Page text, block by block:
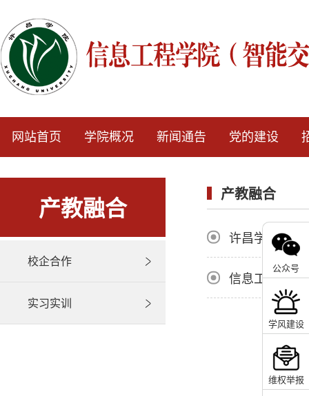
网站首页 学院概况 新闻通告 党的建设
产教融合
校企合作
实习实训
产教融合
许昌学院信息
信息工程学院
公众号
学风建设
维权举报